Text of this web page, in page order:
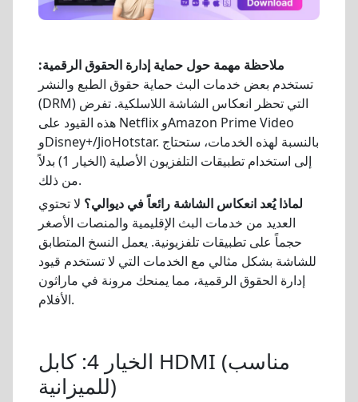
ملاحظة مهمة حول حماية إدارة الحقوق الرقمية:
تستخدم بعض خدمات البث حماية حقوق الطبع والنشر
(DRM) التي تحظر انعكاس الشاشة اللاسلكية. تفرض
هذه القيود على Netflix وAmazon Prime Video
وDisney+/JioHotstar. بالنسبة لهذه الخدمات، ستحتاج
إلى استخدام تطبيقات التلفزيون الأصلية (الخيار 1) بدلاً
من ذلك.
لماذا يُعد انعكاس الشاشة رائعاً في ديوالي؟ لا تحتوي
العديد من خدمات البث الإقليمية والمنصات الأصغر
حجماً على تطبيقات تلفزيونية. يعمل النسخ المتطابق
للشاشة بشكل مثالي مع الخدمات التي لا تستخدم قيود
إدارة الحقوق الرقمية، مما يمنحك مرونة في ماراثون
الأفلام.
الخيار 4: كابل HDMI (مناسب
للميزانية)